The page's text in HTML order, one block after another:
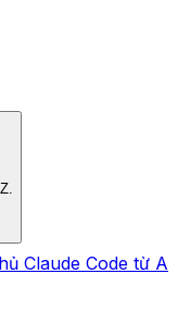
Claude Code từ A